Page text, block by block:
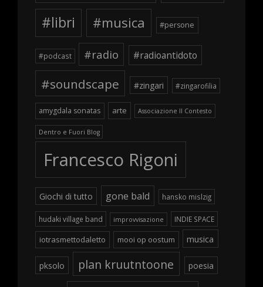
#libri
#musica #persone
#podcast #radio #radioantidoto
#soundscape #zingari #zingarofilia
amygdala sonatas arte Associazione Il Contesto
Dentro e Fuori Blog
Francesco Rigoni
Giochi di tutto gone bald hansko mislzig
hudaki village band improvvisazione INDIE SPACE
iotrasmettodaletto mooi op oostum musica
pksolo plan kruutntoone poesia